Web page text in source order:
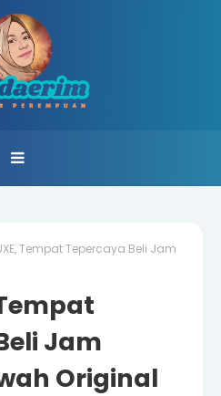
Tempat Tepercaya Beli Jam
Jam
Original